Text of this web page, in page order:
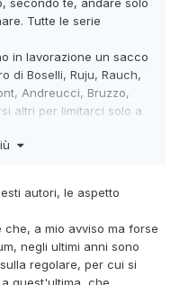
secondo te, andare solo
Tutte le serie
in lavorazione un sacco
di Boselli, Ruju, Rauch,
Andreucci, Bruzzo,
altri per limitarci solo a
autori, le aspetto
che, a mio avviso ma forse
negli ultimi anni sono
regolare, per cui si